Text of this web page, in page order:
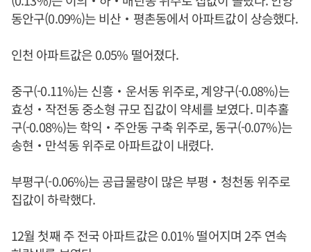
동안구(0.09%)는 비산‧평촌동에서 아파트값이 상승했다.
인천 아파트값은 0.05% 떨어졌다.
중구(-0.11%)는 신흥‧운서동 위주로, 계양구(-0.08%)는
효성‧작전동 중소형 규모 집값이 약세를 보였다. 미추홀
구(-0.08%)는 학익‧주안동 구축 위주로, 동구(-0.07%)는
송현‧만석동 위주로 아파트값이 내렸다.
부평구(-0.06%)는 공급물량이 많은 부평‧청천동 위주로
집값이 하락했다.
12월 첫째 주 전국 아파트값은 0.01% 떨어지며 2주 연속